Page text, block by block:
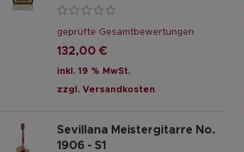
geprüfte Gesamtbewertungen
132,00 €
inkl. 19 % MwSt.
zzgl. Versandkosten
Sevillana Meistergitarre No.
1906 - S1